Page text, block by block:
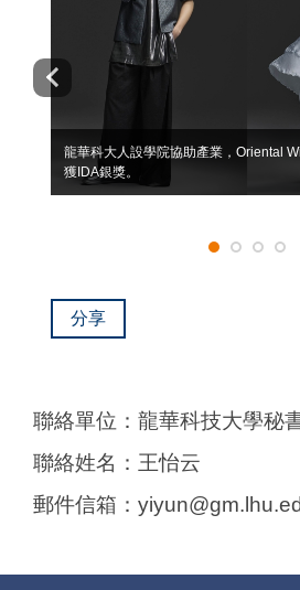
龍華科大人設學院協助產業，Oriental
獲IDA銀獎。
分享
聯絡單位：龍華科技大學秘
聯絡姓名：王怡云
郵件信箱：